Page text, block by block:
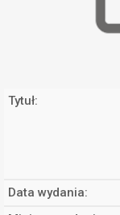
Tytuł:
Data wydania: